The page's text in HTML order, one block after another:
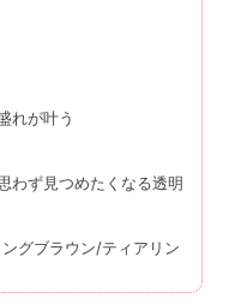
れが叶う
わず見つめたくなる透明
グブラウン/ティアリン